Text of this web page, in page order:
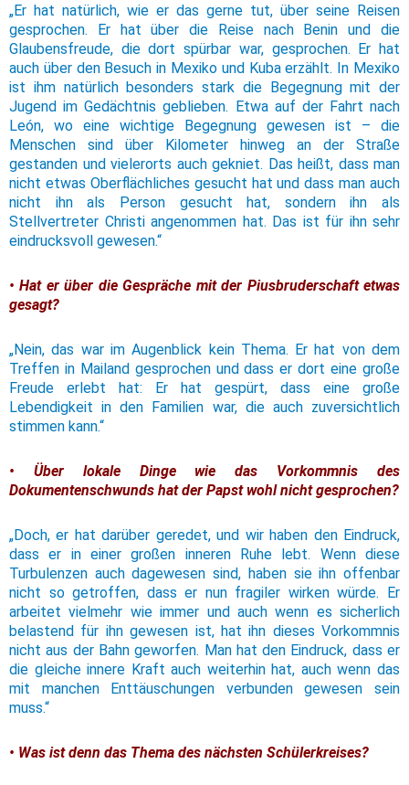
„Er hat natürlich, wie er das gerne tut, über seine Reisen
gesprochen. Er hat über die Reise nach Benin und die
Glaubensfreude, die dort spürbar war, gesprochen. Er hat
auch über den Besuch in Mexiko und Kuba erzählt. In Mexiko
ist ihm natürlich besonders stark die Begegnung mit der
Jugend im Gedächtnis geblieben. Etwa auf der Fahrt nach
León, wo eine wichtige Begegnung gewesen ist – die
Menschen sind über Kilometer hinweg an der Straße
gestanden und vielerorts auch gekniet. Das heißt, dass man
nicht etwas Oberflächliches gesucht hat und dass man auch
nicht ihn als Person gesucht hat, sondern ihn als
Stellvertreter Christi angenommen hat. Das ist für ihn sehr
eindrucksvoll gewesen.“
• Hat er über die Gespräche mit der Piusbruderschaft etwas
gesagt?
„Nein, das war im Augenblick kein Thema. Er hat von dem
Treffen in Mailand gesprochen und dass er dort eine große
Freude erlebt hat: Er hat gespürt, dass eine große
Lebendigkeit in den Familien war, die auch zuversichtlich
stimmen kann.“
• Über lokale Dinge wie das Vorkommnis des
Dokumentenschwunds hat der Papst wohl nicht gesprochen?
„Doch, er hat darüber geredet, und wir haben den Eindruck,
dass er in einer großen inneren Ruhe lebt. Wenn diese
Turbulenzen auch dagewesen sind, haben sie ihn offenbar
nicht so getroffen, dass er nun fragiler wirken würde. Er
arbeitet vielmehr wie immer und auch wenn es sicherlich
belastend für ihn gewesen ist, hat ihn dieses Vorkommnis
nicht aus der Bahn geworfen. Man hat den Eindruck, dass er
die gleiche innere Kraft auch weiterhin hat, auch wenn das
mit manchen Enttäuschungen verbunden gewesen sein
muss.“
• Was ist denn das Thema des nächsten Schülerkreises?